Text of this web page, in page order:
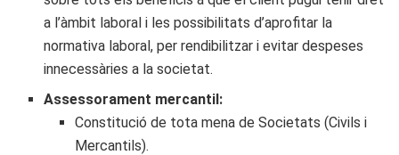
a l’àmbit laboral i les possibilitats d’aprofitar la
normativa laboral, per rendibilitzar i evitar despeses
innecessàries a la societat.
Assessorament mercantil:
Constitució de tota mena de Societats (Civils i
Mercantils).